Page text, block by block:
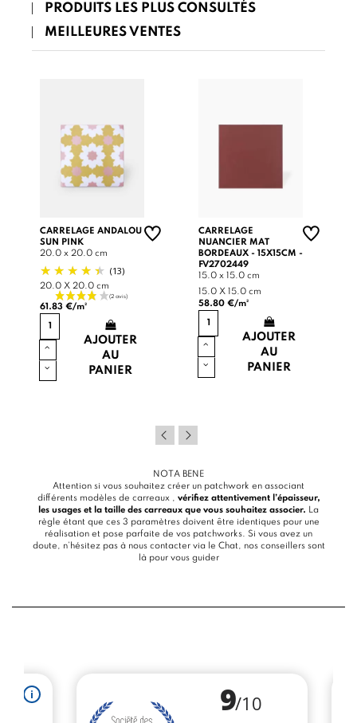
PRODUITS LES PLUS CONSULTÉS
MEILLEURES VENTES
CARRELAGE ANDALOU
SUN PINK
20.0 x 20.0 cm
(13)
20.0 X 20.0 cm
61.83 €/m²
AJOUTER
AU
PANIER
CARRELAGE
NUANCIER MAT
BORDEAUX - 15X15CM -
FV2702449
15.0 x 15.0 cm
15.0 X 15.0 cm
58.80 €/m²
AJOUTER
AU
PANIER
NOTA BENE
Attention si vous souhaitez créer un patchwork en associant
différents modèles de carreaux , vérifiez attentivement l’épaisseur,
les usages et la taille des carreaux que vous souhaitez associer. La
règle étant que ces 3 paramètres doivent être identiques pour une
réalisation et pose parfaite de vos patchworks. Si vous avez un
doute, n’hésitez pas à nous contacter via le Chat, nos conseillers sont
là pour vous guider